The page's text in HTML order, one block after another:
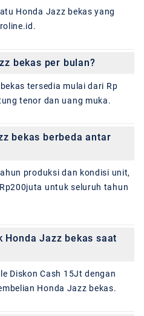
Honda Jazz bekas yang
bekas per bulan?
tersedia mulai dari Rp
tenor dan uang muka.
bekas berbeda antar
produksi dan kondisi unit,
untuk seluruh tahun
Honda Jazz bekas saat
Diskon Cash 15Jt dengan
Honda Jazz bekas.